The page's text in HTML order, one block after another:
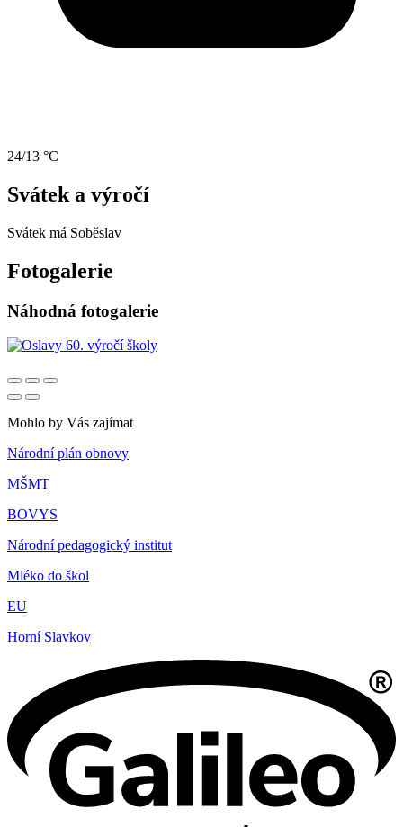
24/13 °C
Svátek a výročí
Svátek má Soběslav
Fotogalerie
Náhodná fotogalerie
Mohlo by Vás zajímat
Národní plán obnovy
MŠMT
BOVYS
Národní pedagogický institut
Mléko do škol
EU
Horní Slavkov